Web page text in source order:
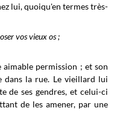
lui, quoiqu'en termes très-
vos vieux os ;
permission ; et son
la rue. Le vieillard lui
de ses gendres, et celui-ci
de les amener, par une